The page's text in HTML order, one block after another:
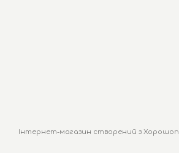
Інтернет-магазин створений з Хорошоп